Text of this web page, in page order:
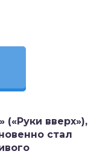
(«Руки вверх»),
стал